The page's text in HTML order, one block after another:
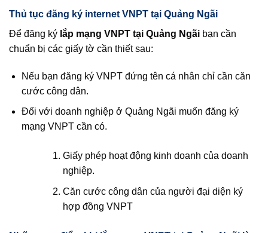
Thủ tục đăng ký internet VNPT tại Quảng Ngãi
Để đăng ký lắp mạng VNPT tại Quảng Ngãi bạn cần
chuẩn bị các giấy tờ cần thiết sau:
Nếu bạn đăng ký VNPT đứng tên cá nhân chỉ cần căn
cước công dân.
Đối với doanh nghiệp ở Quảng Ngãi muốn đăng ký
mạng VNPT cần có.
Giấy phép hoạt động kinh doanh của doanh
nghiệp.
Căn cước công dân của người đại diện ký
hợp đồng VNPT